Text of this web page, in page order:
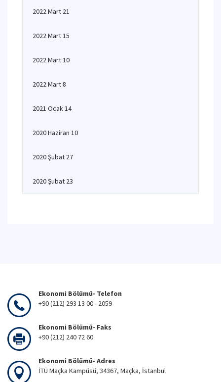
2022 Mart 21
2022 Mart 15
2022 Mart 10
2022 Mart 8
2021 Ocak 14
2020 Haziran 10
2020 Şubat 27
2020 Şubat 23
Ekonomi Bölümü- Telefon
+90 (212) 293 13 00 - 2059
Ekonomi Bölümü- Faks
+90 (212) 240 72 60
Ekonomi Bölümü- Adres
İTÜ Maçka Kampüsü, 34367, Maçka, İstanbul